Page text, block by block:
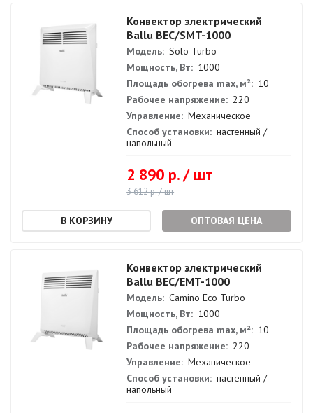
Конвектор электрический
Ballu BEC/SMT-1000
Модель: Solo Turbo
Мощность, Вт: 1000
Площадь обогрева max, м²: 10
Рабочее напряжение: 220
Управление: Механическое
Способ установки: настенный /
напольный
2 890 р. / шт
3 612 р. / шт
ОПТОВАЯ ЦЕНА
Конвектор электрический
Ballu BEC/EMT-1000
Модель: Camino Eco Turbo
Мощность, Вт: 1000
Площадь обогрева max, м²: 10
Рабочее напряжение: 220
Управление: Механическое
Способ установки: настенный /
напольный